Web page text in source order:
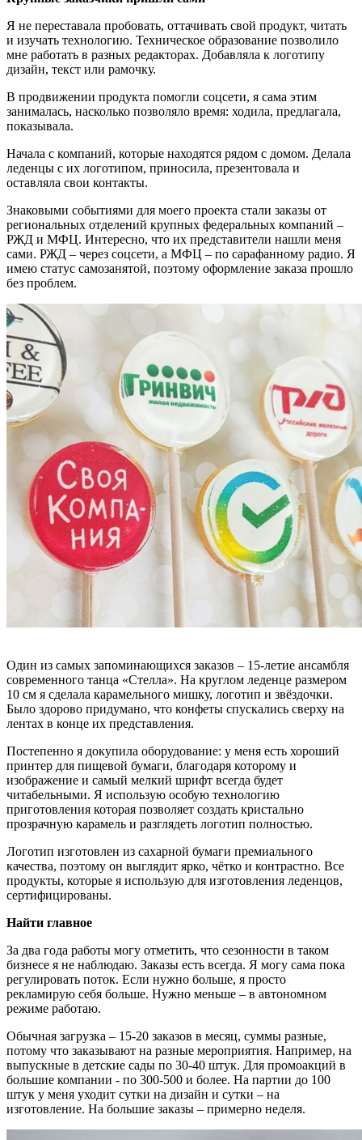
Я не переставала пробовать, оттачивать свой продукт, читать
и изучать технологию. Техническое образование позволило
мне работать в разных редакторах. Добавляла к логотипу
дизайн, текст или рамочку.
В продвижении продукта помогли соцсети, я сама этим
занималась, насколько позволяло время: ходила, предлагала,
показывала.
Начала с компаний, которые находятся рядом с домом. Делала
леденцы с их логотипом, приносила, презентовала и
оставляла свои контакты.
Знаковыми событиями для моего проекта стали заказы от
региональных отделений крупных федеральных компаний –
РЖД и МФЦ. Интересно, что их представители нашли меня
сами. РЖД – через соцсети, а МФЦ – по сарафанному радио. Я
имею статус самозанятой, поэтому оформление заказа прошло
без проблем.
Один из самых запоминающихся заказов – 15-летие ансамбля
современного танца «Стелла». На круглом леденце размером
10 см я сделала карамельного мишку, логотип и звёздочки.
Было здорово придумано, что конфеты спускались сверху на
лентах в конце их представления.
Постепенно я докупила оборудование: у меня есть хороший
принтер для пищевой бумаги, благодаря которому и
изображение и самый мелкий шрифт всегда будет
читабельными. Я использую особую технологию
приготовления которая позволяет создать кристально
прозрачную карамель и разглядеть логотип полностью.
Логотип изготовлен из сахарной бумаги премиального
качества, поэтому он выглядит ярко, чётко и контрастно. Все
продукты, которые я использую для изготовления леденцов,
сертифицированы.
Найти главное
За два года работы могу отметить, что сезонности в таком
бизнесе я не наблюдаю. Заказы есть всегда. Я могу сама пока
регулировать поток. Если нужно больше, я просто
рекламирую себя больше. Нужно меньше – в автономном
режиме работаю.
Обычная загрузка – 15-20 заказов в месяц, суммы разные,
потому что заказывают на разные мероприятия. Например, на
выпускные в детские сады по 30-40 штук. Для промоакций в
большие компании - по 300-500 и более. На партии до 100
штук у меня уходит сутки на дизайн и сутки – на
изготовление. На большие заказы – примерно неделя.